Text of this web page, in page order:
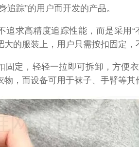
追踪”的用户而开发的产品。
追求高精度追踪性能，而是采用“
的服装上，用户只需按扣固定，
固定，轻轻一拉即可拆卸，方便
，而设备可用于袜子、手臂等其
网（